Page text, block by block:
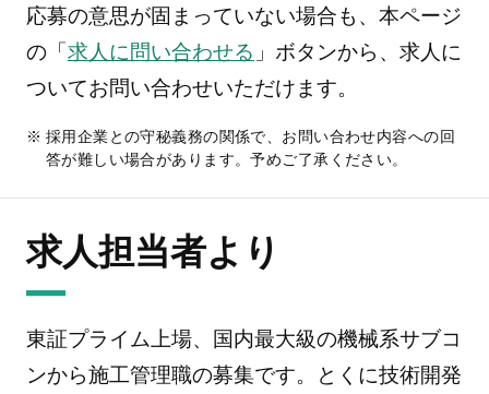
応募の意思が固まっていない場合も、本ページ
の「 求人に問い合わせる 」ボタンから、求人に
ついてお問い合わせいただけます。
採用企業との守秘義務の関係で、お問い合わせ内容への回
答が難しい場合があります。予めご了承ください。
求人担当者より
東証プライム上場、国内最大級の機械系サブコ
ンから施工管理職の募集です。とくに技術開発